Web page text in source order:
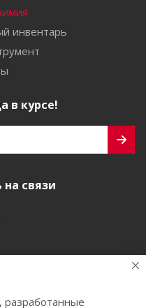
инвентарь
в курсе!
связи